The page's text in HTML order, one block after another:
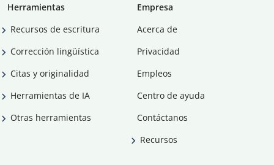
Herramientas
Recursos de escritura
Corrección lingüística
Citas y originalidad
Herramientas de IA
Otras herramientas
Empresa
Acerca de
Privacidad
Empleos
Centro de ayuda
Contáctanos
Recursos